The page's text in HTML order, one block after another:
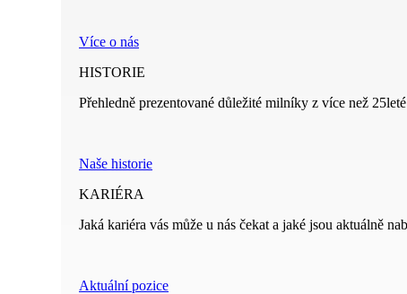
Více o nás
HISTORIE
Přehledně prezentované důležité milníky z více než
Naše historie
KARIÉRA
Jaká kariéra vás může u nás čekat a jaké jsou aktuálně
Aktuální pozice